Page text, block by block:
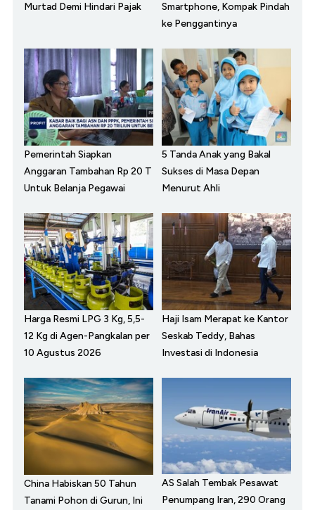
Murtad Demi Hindari Pajak
Smartphone, Kompak Pindah
ke Penggantinya
Pemerintah Siapkan
Anggaran Tambahan Rp 20 T
Untuk Belanja Pegawai
5 Tanda Anak yang Bakal
Sukses di Masa Depan
Menurut Ahli
Harga Resmi LPG 3 Kg, 5,5-
12 Kg di Agen-Pangkalan per
10 Agustus 2026
Haji Isam Merapat ke Kantor
Seskab Teddy, Bahas
Investasi di Indonesia
China Habiskan 50 Tahun
Tanami Pohon di Gurun, Ini
AS Salah Tembak Pesawat
Penumpang Iran, 290 Orang